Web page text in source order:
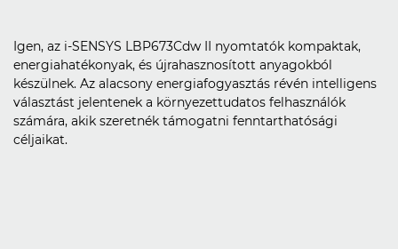
Igen, az i-SENSYS LBP673Cdw II nyomtatók kompaktak,
energiahatékonyak, és újrahasznosított anyagokból
készülnek. Az alacsony energiafogyasztás révén intelligens
választást jelentenek a környezettudatos felhasználók
számára, akik szeretnék támogatni fenntarthatósági
céljaikat.